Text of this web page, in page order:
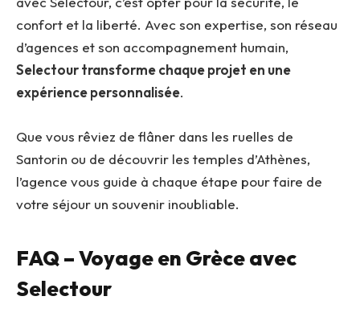
confort et la liberté. Avec son expertise, son réseau
d’agences et son accompagnement humain,
Selectour transforme chaque projet en une
expérience personnalisée.
Que vous rêviez de flâner dans les ruelles de
Santorin ou de découvrir les temples d’Athènes,
l’agence vous guide à chaque étape pour faire de
votre séjour un souvenir inoubliable.
FAQ – Voyage en Grèce avec
Selectour